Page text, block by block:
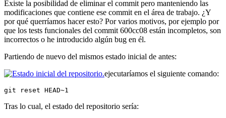
Existe la posibilidad de eliminar el commit pero manteniendo las
modificaciones que contiene ese commit en el área de trabajo. ¿Y
por qué querríamos hacer esto? Por varios motivos, por ejemplo por
que los tests funcionales del commit 600cc08 están incompletos, son
incorrectos o he introducido algún bug en él.
Partiendo de nuevo del mismos estado inicial de antes:
ejecutaríamos el siguiente comando:
git reset HEAD~1
Tras lo cual, el estado del repositorio sería: